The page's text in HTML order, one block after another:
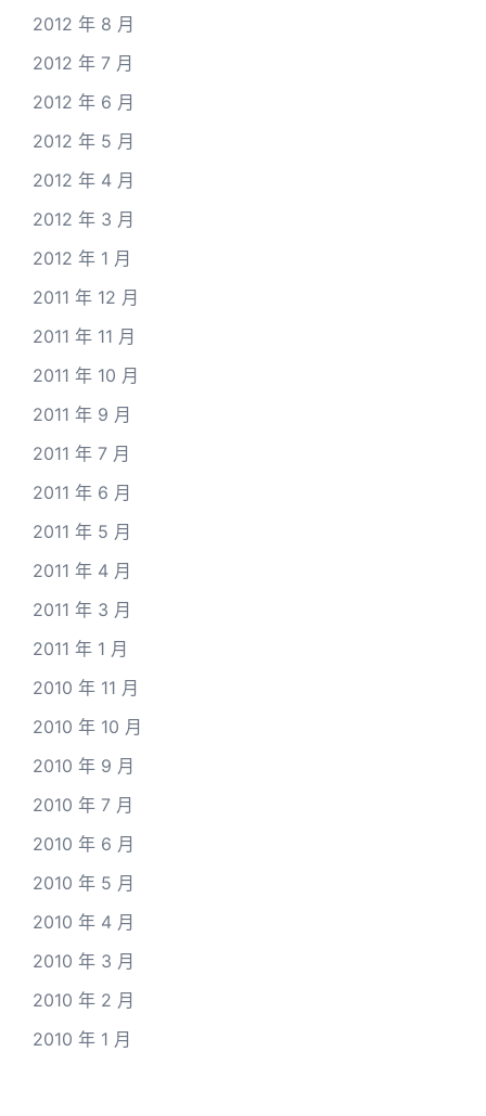
2012 年 8 月
2012 年 7 月
2012 年 6 月
2012 年 5 月
2012 年 4 月
2012 年 3 月
2012 年 1 月
2011 年 12 月
2011 年 11 月
2011 年 10 月
2011 年 9 月
2011 年 7 月
2011 年 6 月
2011 年 5 月
2011 年 4 月
2011 年 3 月
2011 年 1 月
2010 年 11 月
2010 年 10 月
2010 年 9 月
2010 年 7 月
2010 年 6 月
2010 年 5 月
2010 年 4 月
2010 年 3 月
2010 年 2 月
2010 年 1 月